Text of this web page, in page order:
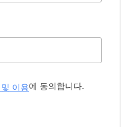
이용에 동의합니다.